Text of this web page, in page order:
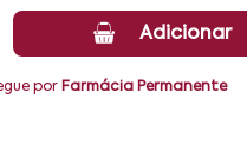
Adicionar
por Farmácia Permanente